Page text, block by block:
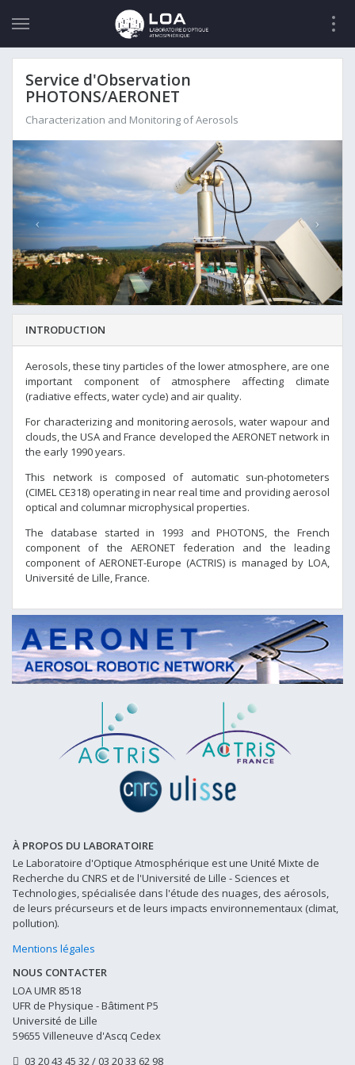
Service d'Observation
PHOTONS/AERONET
Characterization and Monitoring of Aerosols
INTRODUCTION
Aerosols, these tiny particles of the lower atmosphere, are one
important component of atmosphere affecting climate
(radiative effects, water cycle) and air quality.
For characterizing and monitoring aerosols, water wapour and
clouds, the USA and France developed the AERONET network in
the early 1990 years.
This network is composed of automatic sun-photometers
(CIMEL CE318) operating in near real time and providing aerosol
optical and columnar microphysical properties.
The database started in 1993 and PHOTONS, the French
component of the AERONET federation and the leading
component of AERONET-Europe (ACTRIS) is managed by LOA,
Université de Lille, France.
À PROPOS DU LABORATOIRE
Le Laboratoire d'Optique Atmosphérique est une Unité Mixte de
Recherche du CNRS et de l'Université de Lille - Sciences et
Technologies, spécialisée dans l'étude des nuages, des aérosols,
de leurs précurseurs et de leurs impacts environnementaux (climat,
pollution).
Mentions légales
NOUS CONTACTER
LOA UMR 8518
UFR de Physique - Bâtiment P5
Université de Lille
59655 Villeneuve d'Ascq Cedex
03 20 43 45 32 / 03 20 33 62 98